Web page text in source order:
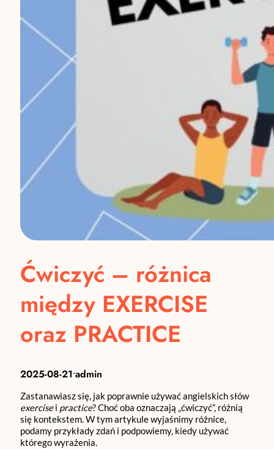
Ćwiczyć – różnica
między EXERCISE
oraz PRACTICE
2025-08-21•admin
Zastanawiasz się, jak poprawnie używać angielskich słów
exercisei practice? Choć oba oznaczają „ćwiczyć”, różnią
się kontekstem. W tym artykule wyjaśnimy różnice,
podamy przykłady zdań i podpowiemy, kiedy używać
którego wyrażenia.